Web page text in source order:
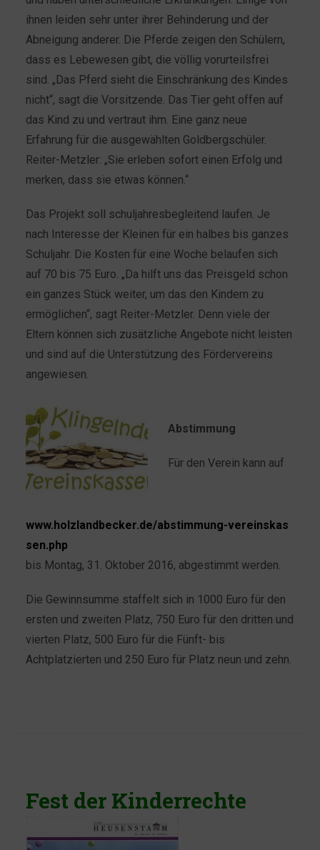
ihnen leiden sehr unter ihrer Behinderung und der
Abneigung anderer. Die Pferde zeigen den Schülern,
dass es Lebewesen gibt, die völlig vorurteilsfrei
sind. „Das Pferd sieht die Einschränkung des Kindes
nicht“, sagt die Vorsitzende. Das Tier geht offen auf
das Kind zu und vertraut ihm. Eine ganz neue
Erfahrung für die ausgewählten Goldbergschüler.
Reiter-Metzler: „Sie erleben sofort einen Erfolg und
merken, dass sie etwas können.“
Das Projekt soll schuljahresbegleitend laufen. Je
nach Interesse der Kleinen für ein halbes bis ganzes
Schuljahr. Die Kosten für eine Woche belaufen sich
auf 70 bis 75 Euro. „Da hilft uns das Preisgeld schon
ein ganzes Stück weiter, um das den Kindern zu
ermöglichen“, sagt Reiter-Metzler. Denn viele der
Eltern können sich zusätzliche Angebote nicht leisten
und sind auf die Unterstützung des Fördervereins
angewiesen.
Abstimmung
Für den Verein kann auf
www.holzlandbecker.de/abstimmung-vereinskas
sen.php
bis Montag, 31. Oktober 2016, abgestimmt werden.
Die Gewinnsumme staffelt sich in 1000 Euro für den
ersten und zweiten Platz, 750 Euro für den dritten und
vierten Platz, 500 Euro für die Fünft- bis
Achtplatzierten und 250 Euro für Platz neun und zehn.
Fest der Kinderrechte